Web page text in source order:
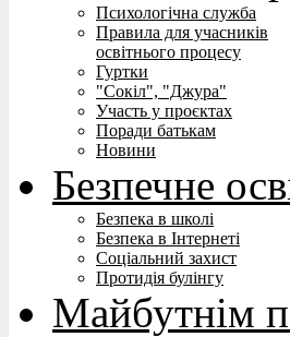
Психологічна служба
Правила для учасників
освітнього процесу
Гуртки
"Сокіл", "Джура"
Участь у проєктах
Поради батькам
Новини
Безпечне
Безпека в школі
Безпека в Інтернеті
Соціальний захист
Протидія булінгу
Майбутнім